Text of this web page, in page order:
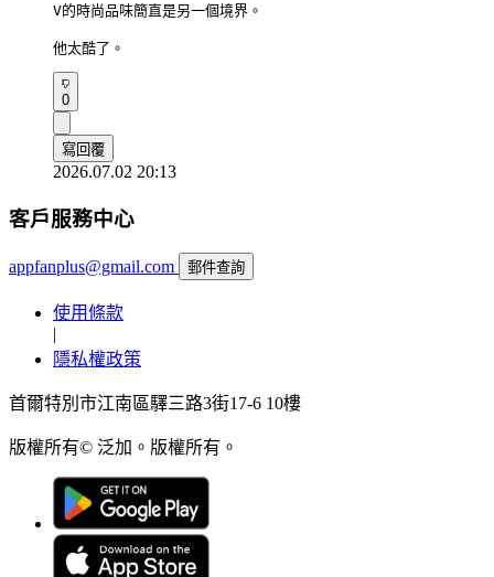
V的時尚品味簡直是另一個境界。
他太酷了。
0
寫回覆
2026.07.02 20:13
客戶服務中心
appfanplus@gmail.com 郵件查詢
使用條款
|
隱私權政策
首爾特別市江南區驛三路3街17-6 10樓
版權所有© 泛加。版權所有。